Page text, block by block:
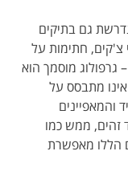
גם בתיקים
צ'קים, חתימות על
גרפולוג מוסמך הוא
מתבסס על
והמאפיינים
זהים, ממש כמו
הללו מאפשרת